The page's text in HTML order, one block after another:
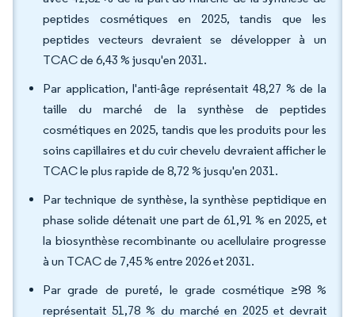
peptides cosmétiques en 2025, tandis que les
peptides vecteurs devraient se développer à un
TCAC de 6,43 % jusqu'en 2031.
Par application, l'anti-âge représentait 48,27 % de la
taille du marché de la synthèse de peptides
cosmétiques en 2025, tandis que les produits pour les
soins capillaires et du cuir chevelu devraient afficher le
TCAC le plus rapide de 8,72 % jusqu'en 2031.
Par technique de synthèse, la synthèse peptidique en
phase solide détenait une part de 61,91 % en 2025, et
la biosynthèse recombinante ou acellulaire progresse
à un TCAC de 7,45 % entre 2026 et 2031.
Par grade de pureté, le grade cosmétique ≥98 %
représentait 51,78 % du marché en 2025 et devrait